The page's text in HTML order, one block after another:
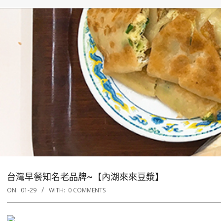
台灣早餐知名老品牌~【內湖來來豆漿】
ON: 01-29 WITH: 0 COMMENTS